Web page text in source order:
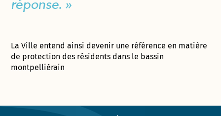
réponse. »
La Ville entend ainsi devenir une référence en matière
de protection des résidents dans le bassin
montpelliérain